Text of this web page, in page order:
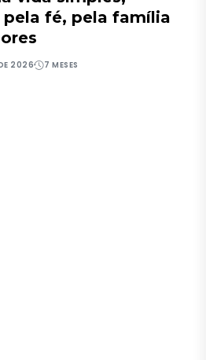
pela fé, pela família
2026 7 MESES